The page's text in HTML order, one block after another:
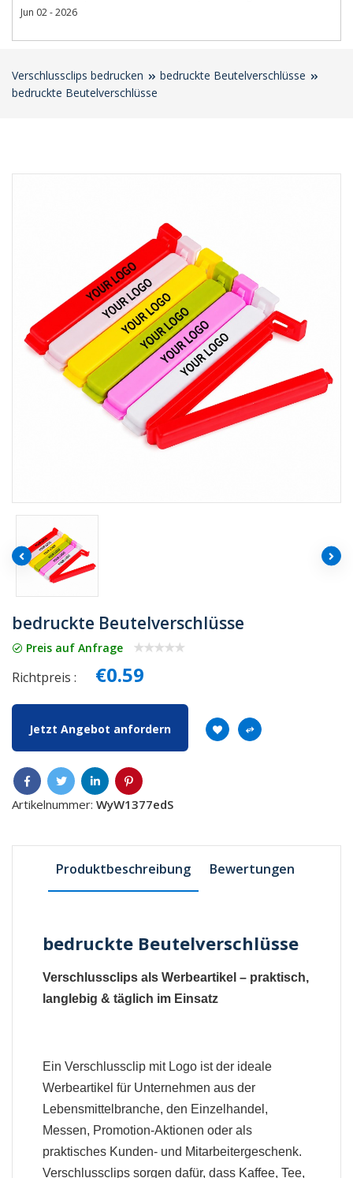
Jun 02 - 2026
Verschlussclips bedrucken
bedruckte Beutelverschlüsse
bedruckte Beutelverschlüsse
bedruckte Beutelverschlüsse
Preis auf Anfrage
Richtpreis : €0.59
Jetzt Angebot anfordern
Artikelnummer: WyW1377edS
Produktbeschreibung Bewertungen
bedruckte Beutelverschlüsse
Verschlussclips als Werbeartikel – praktisch,
langlebig & täglich im Einsatz
Ein Verschlussclip mit Logo ist der ideale
Werbeartikel für Unternehmen aus der
Lebensmittelbranche, den Einzelhandel,
Messen, Promotion-Aktionen oder als
praktisches Kunden- und Mitarbeitergeschenk.
Verschlussclips sorgen dafür, dass Kaffee, Tee,